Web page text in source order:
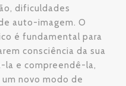
dificuldades
auto-imagem. O
é fundamental para
consciência da sua
la e compreendê-la,
novo modo de